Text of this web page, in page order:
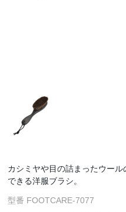
カシミヤや目の詰まったウー
できる洋服ブラシ。
型番 FOOTCARE-7077